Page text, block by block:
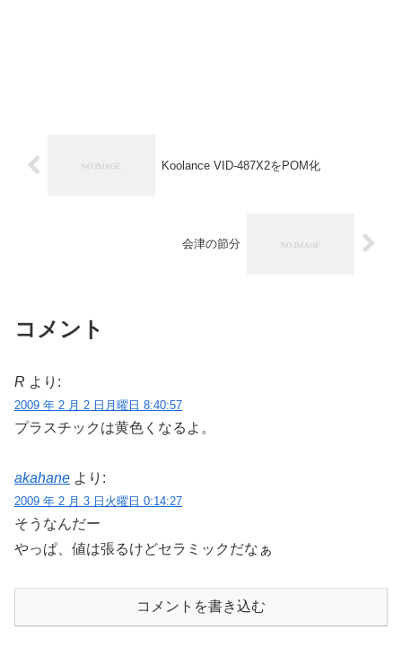
Koolance VID-487X2をPOM化
会津の節分
コメント
R より:
2009 年 2 月 2 日月曜日 8:40:57
プラスチックは黄色くなるよ。
akahane より:
2009 年 2 月 3 日火曜日 0:14:27
そうなんだー
やっぱ、値は張るけどセラミックだなぁ
コメントを書き込む